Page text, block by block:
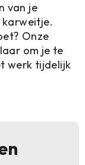
van je
karweitje.
Onze
om je te
werk tijdelijk